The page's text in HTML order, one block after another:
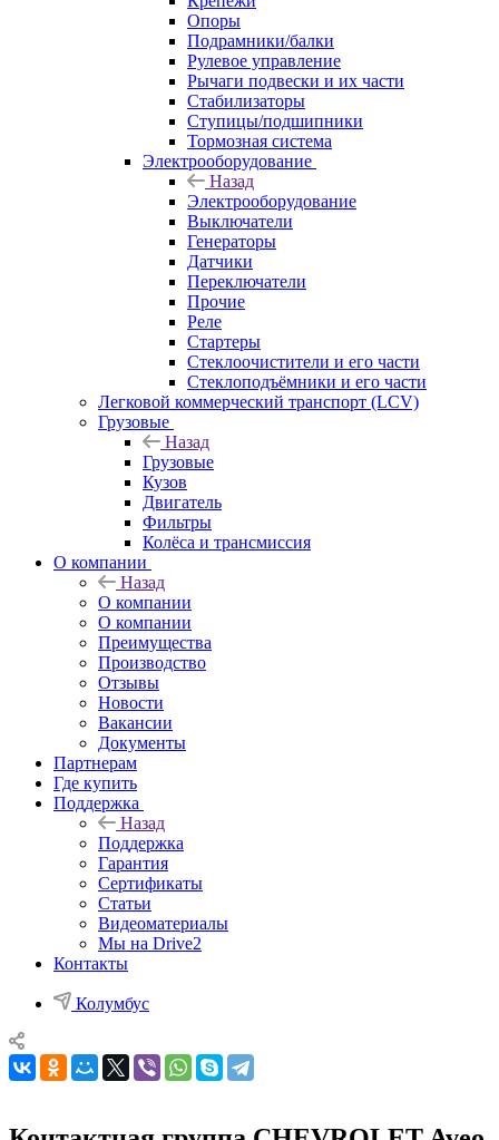
Опоры
Подрамники/балки
Рулевое управление
Рычаги подвески и их части
Стабилизаторы
Ступицы/подшипники
Тормозная система
Электрооборудование
Назад
Электрооборудование
Выключатели
Генераторы
Датчики
Переключатели
Прочие
Реле
Стартеры
Стеклоочистители и его части
Стеклоподъёмники и его части
Легковой коммерческий транспорт (LCV)
Грузовые
Назад
Грузовые
Кузов
Двигатель
Фильтры
Колёса и трансмиссия
О компании
Назад
О компании
О компании
Преимущества
Производство
Отзывы
Новости
Вакансии
Документы
Партнерам
Где купить
Поддержка
Назад
Поддержка
Гарантия
Сертификаты
Статьи
Видеоматериалы
Мы на Drive2
Контакты
Колумбус